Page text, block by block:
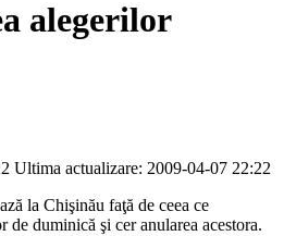
alegerilor
Ultima actualizare: 2009-04-07 22:22
la Chişinău faţă de ceea ce
de duminică şi cer anularea acestora.